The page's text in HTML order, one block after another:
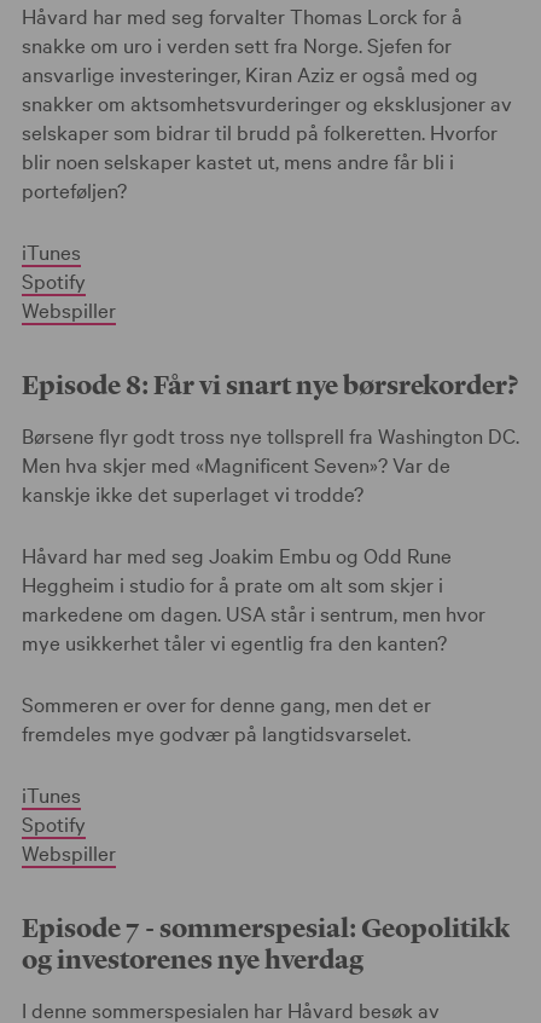
Håvard har med seg forvalter Thomas Lorck for å
snakke om uro i verden sett fra Norge. Sjefen for
ansvarlige investeringer, Kiran Aziz er også med og
snakker om aktsomhetsvurderinger og eksklusjoner av
selskaper som bidrar til brudd på folkeretten. Hvorfor
blir noen selskaper kastet ut, mens andre får bli i
porteføljen?
iTunes
Spotify
Webspiller
Episode 8: Får vi snart nye børsrekorder?
Børsene flyr godt tross nye tollsprell fra Washington DC.
Men hva skjer med «Magnificent Seven»? Var de
kanskje ikke det superlaget vi trodde?
Håvard har med seg Joakim Embu og Odd Rune
Heggheim i studio for å prate om alt som skjer i
markedene om dagen. USA står i sentrum, men hvor
mye usikkerhet tåler vi egentlig fra den kanten?
Sommeren er over for denne gang, men det er
fremdeles mye godvær på langtidsvarselet.
iTunes
Spotify
Webspiller
Episode 7 - sommerspesial: Geopolitikk
og investorenes nye hverdag
I denne sommerspesialen har Håvard besøk av